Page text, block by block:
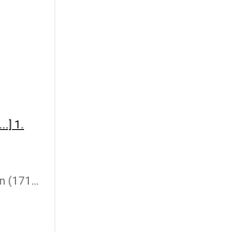
1.
(1713-